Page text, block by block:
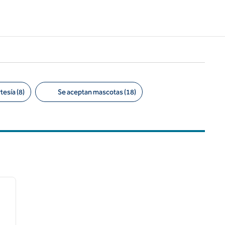
(8) Se aceptan mascotas (18)
siguiente imagen